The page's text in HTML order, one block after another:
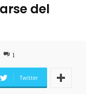
del
1
Twitter